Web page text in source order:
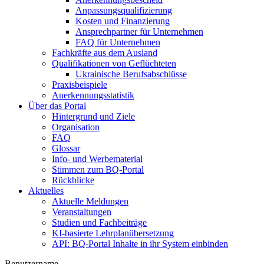
Anpassungsqualifizierung
Kosten und Finanzierung
Ansprechpartner für Unternehmen
FAQ für Unternehmen
Fachkräfte aus dem Ausland
Qualifikationen von Geflüchteten
Ukrainische Berufsabschlüsse
Praxisbeispiele
Anerkennungsstatistik
Über das Portal
Hintergrund und Ziele
Organisation
FAQ
Glossar
Info- und Werbematerial
Stimmen zum BQ-Portal
Rückblicke
Aktuelles
Aktuelle Meldungen
Veranstaltungen
Studien und Fachbeiträge
KI-basierte Lehrplanübersetzung
API: BQ-Portal Inhalte in ihr System einbinden